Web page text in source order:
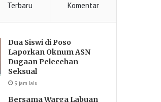
Terbaru Komentar
Dua Siswi di Poso
Laporkan Oknum ASN
Dugaan Pelecehan
Seksual
9 jam lalu
Bersama Warga Labuan